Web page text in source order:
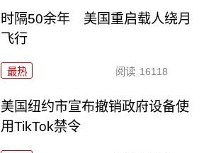
时隔50余年 美国重启载人绕月
飞行
最热 阅读 16118
美国纽约市宣布撤销政府设备使
用TikTok禁令